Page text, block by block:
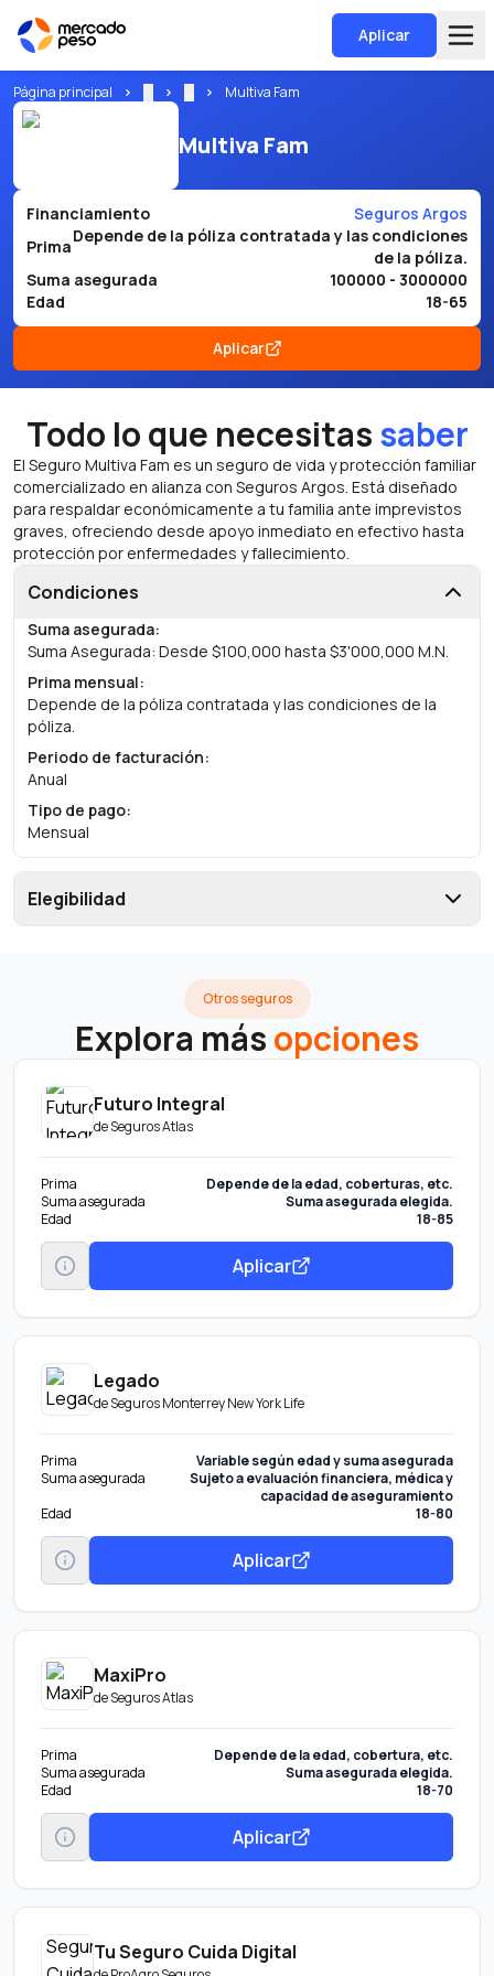
Aplicar
Página principal Multiva Fam
Multiva Fam
Financiamiento
Seguros Argos
Prima
Depende de la póliza contratada y las condiciones
de la póliza.
Suma asegurada
100000 - 3000000
Edad
18-65
Aplicar
Todo lo que necesitassaber
El Seguro Multiva Fam es un seguro de vida y protección familiar
comercializado en alianza con Seguros Argos. Está diseñado
para respaldar económicamente a tu familia ante imprevistos
graves, ofreciendo desde apoyo inmediato en efectivo hasta
protección por enfermedades y fallecimiento.
Condiciones
Suma asegurada:
Suma Asegurada: Desde $100,000 hasta $3'000,000 M.N.
Prima mensual:
Depende de la póliza contratada y las condiciones de la
póliza.
Periodo de facturación:
Anual
Tipo de pago:
Mensual
Elegibilidad
Otros seguros
Explora másopciones
Futuro Integral
deSeguros Atlas
Prima
Depende de la edad, coberturas, etc.
Suma asegurada
Suma asegurada elegida.
Edad
18-85
Aplicar
Legado
deSeguros Monterrey New York Life
Prima
Variable según edad y suma asegurada
Suma asegurada
Sujeto a evaluación financiera, médica y
capacidad de aseguramiento
Edad
18-80
Aplicar
MaxiPro
deSeguros Atlas
Prima
Depende de la edad, cobertura, etc.
Suma asegurada
Suma asegurada elegida.
Edad
18-70
Aplicar
Tu Seguro Cuida Digital